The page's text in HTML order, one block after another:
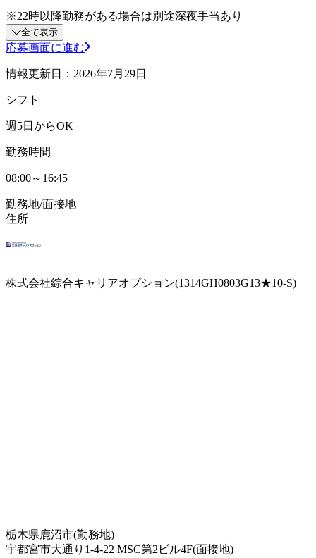
※22時以降勤務がある場合は別途深夜手当あり
全て表示
応募画面に進む
情報更新日：2026年7月29日
シフト
週5日からOK
勤務時間
08:00～16:45
勤務地/面接地
住所
株式会社綜合キャリアオプション(1314GH0803G13★10-S)
栃木県鹿沼市(勤務地)
宇都宮市大通り1-4-22 MSC第2ビル4F(面接地)